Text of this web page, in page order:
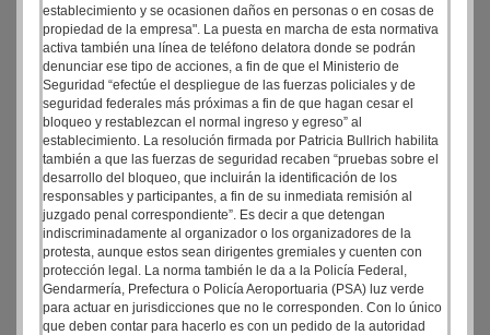
establecimiento y se ocasionen daños en personas o en cosas de
propiedad de la empresa". La puesta en marcha de esta normativa
activa también una línea de teléfono delatora donde se podrán
denunciar ese tipo de acciones, a fin de que el Ministerio de
Seguridad “efectúe el despliegue de las fuerzas policiales y de
seguridad federales más próximas a fin de que hagan cesar el
bloqueo y restablezcan el normal ingreso y egreso” al
establecimiento. La resolución firmada por Patricia Bullrich habilita
también a que las fuerzas de seguridad recaben “pruebas sobre el
desarrollo del bloqueo, que incluirán la identificación de los
responsables y participantes, a fin de su inmediata remisión al
juzgado penal correspondiente”. Es decir a que detengan
indiscriminadamente al organizador o los organizadores de la
protesta, aunque estos sean dirigentes gremiales y cuenten con
protección legal. La norma también le da a la Policía Federal,
Gendarmería, Prefectura o Policía Aeroportuaria (PSA) luz verde
para actuar en jurisdicciones que no le corresponden. Con lo único
que deben contar para hacerlo es con un pedido de la autoridad